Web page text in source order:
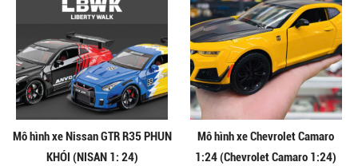
Mô hình xe Nissan GTR R35 PHUN
KHÓI (NISAN 1: 24)
Mô hình xe Chevrolet Camaro
1:24 (Chevrolet Camaro 1:24)